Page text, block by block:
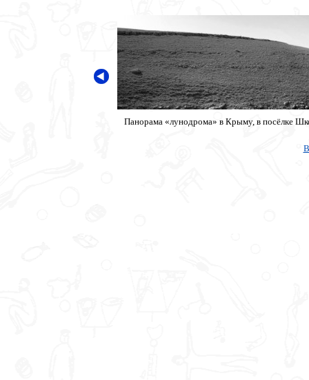
Панорама «лунодрома» в Крыму, в посёлке